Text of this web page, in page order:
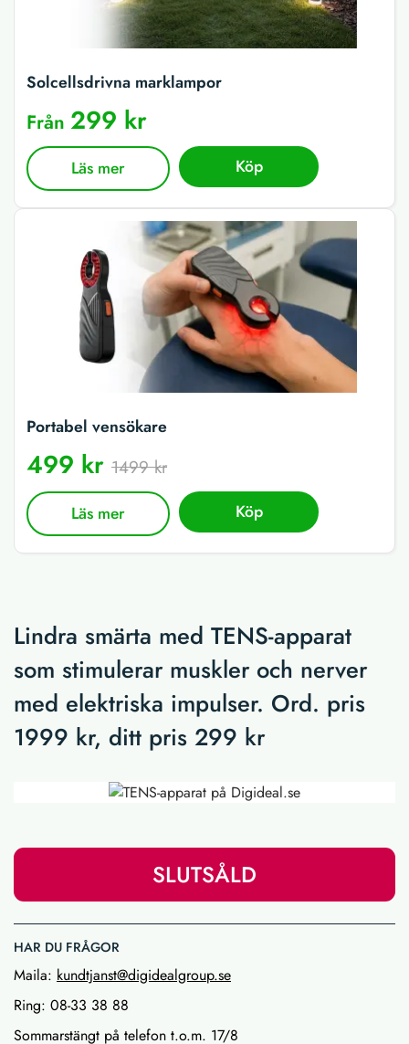
Solcellsdrivna marklampor
Från 299 kr
Läs mer Köp
Portabel vensökare
499 kr 1499 kr
Läs mer Köp
Lindra smärta med TENS-apparat
som stimulerar muskler och nerver
med elektriska impulser. Ord. pris
1999 kr, ditt pris 299 kr
SLUTSÅLD
HAR DU FRÅGOR
Maila: kundtjanst@digidealgroup.se
Ring: 08-33 38 88
Sommarstängt på telefon t.o.m. 17/8